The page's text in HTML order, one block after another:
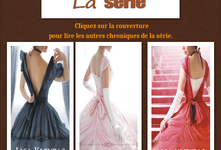
Cliquez sur la couverture
pour lire les autres chroniques de la série.